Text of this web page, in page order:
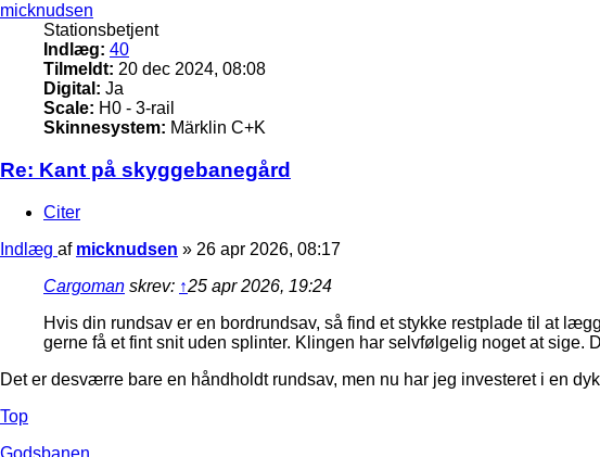
micknudsen
Stationsbetjent
Indlæg: 40
Tilmeldt: 20 dec 2024, 08:08
Digital: Ja
Scale: H0 - 3-rail
Skinnesystem: Märklin C+K
Re: Kant på skyggebanegård
Citer
Indlæg af micknudsen » 26 apr 2026, 08:17
Cargoman skrev: ↑25 apr 2026, 19:24
Hvis din rundsav er en bordrundsav, så find et stykke restplade til at
gerne få et fint snit uden splinter. Klingen har selvfølgelig noget at sige.
Det er desværre bare en håndholdt rundsav, men nu har jeg investeret i en
Top
Godsbanen